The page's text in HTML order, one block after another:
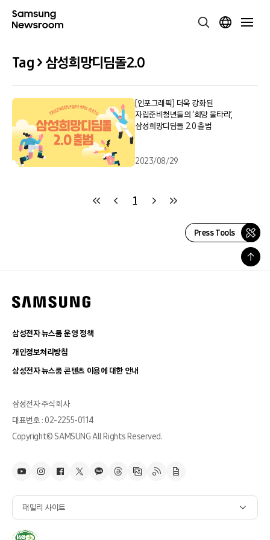
Tag > 삼성희망디딤돌2.0
[인포그래픽] 더욱 강화된
자립준비청년들의 ‘희망 울타리’,
삼성희망디딤돌 2.0 출범
2023/08/29
1
Press Tools
삼성전자 뉴스룸 운영 정책
개인정보처리방침
삼성전자 뉴스룸 콘텐츠 이용에 대한 안내
삼성전자 주식회사
대표번호 : 02-2255-0114
Copyright© SAMSUNG All Rights Reserved.
패밀리 사이트